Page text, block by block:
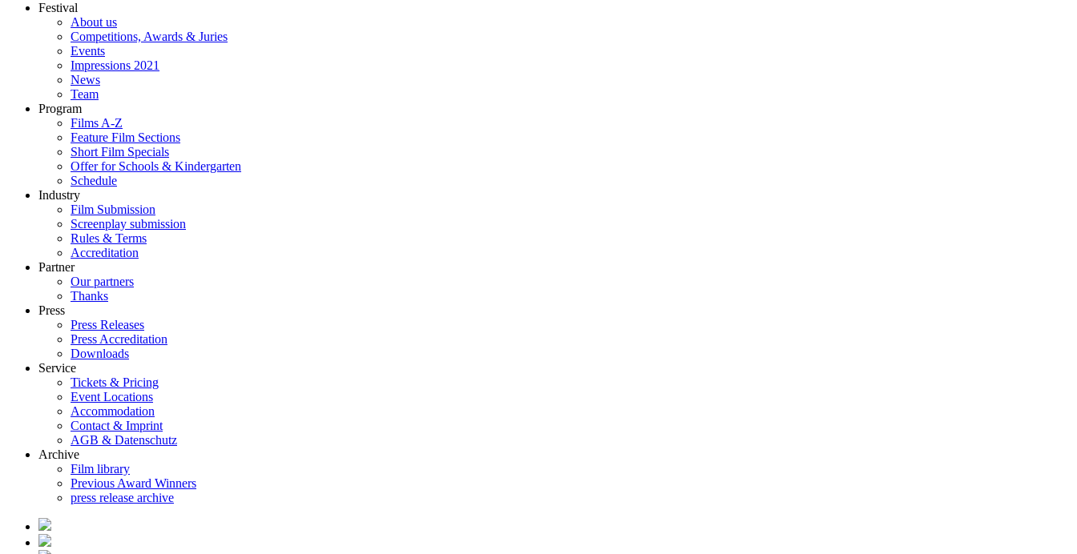
Festival
About us
Competitions, Awards & Juries
Events
Impressions 2021
News
Team
Program
Films A-Z
Feature Film Sections
Short Film Specials
Offer for Schools & Kindergarten
Schedule
Industry
Film Submission
Screenplay submission
Rules & Terms
Accreditation
Partner
Our partners
Thanks
Press
Press Releases
Press Accreditation
Downloads
Service
Tickets & Pricing
Event Locations
Accommodation
Contact & Imprint
AGB & Datenschutz
Archive
Film library
Previous Award Winners
press release archive